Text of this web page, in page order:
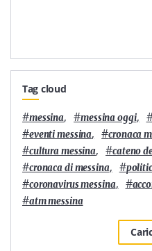
Tag cloud
#messina, #messina oggi,
#eventi messina, #cronaca
#cultura messina, #cateno
#cronaca di messina, #
#coronavirus messina, #
#atm messina